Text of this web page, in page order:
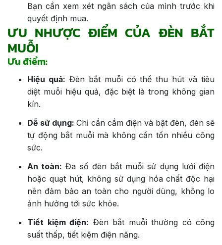
Bạn cần xem xét ngân sách của mình trước khi
quyết định mua.
ƯU NHƯỢC ĐIỂM CỦA ĐÈN BẮT
MUỖI
Ưu điểm:
Hiệu quả: Đèn bắt muỗi có thể thu hút và tiêu
diệt muỗi hiệu quả, đặc biệt là trong không gian
kín.
Dễ sử dụng: Chỉ cần cắm điện và bật đèn, đèn sẽ
tự động bắt muỗi mà không cần tốn nhiều công
sức.
An toàn: Đa số đèn bắt muỗi sử dụng lưới điện
hoặc quạt hút, không sử dụng hóa chất độc hại
nên đảm bảo an toàn cho người dùng, không lo
ảnh hưởng tới sức khỏe.
Tiết kiệm điện: Đèn bắt muỗi thường có công
suất thấp, tiết kiệm điện năng.